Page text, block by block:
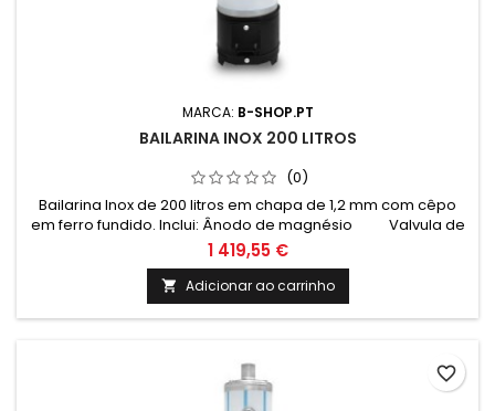
MARCA: B-SHOP.PT
BAILARINA INOX 200 LITROS
(0)
Bailarina Inox de 200 litros em chapa de 1,2 mm com cêpo
em ferro fundido. Inclui: Ânodo de magnésio Valvula de
segurança 6 Bar Termómetro e cordão refratário
Medidas: Altura: 1630mm Altura total com cepo: 2030mm
Diametro: 510mm
1 419,55 €
 Adicionar ao carrinho
favorite_border